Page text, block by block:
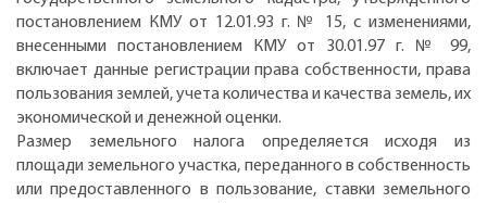
постановлением КМУ от 12.01.93 г. № 15, с изменениями,
внесенными постановлением КМУ от 30.01.97 г. № 99,
включает данные регистрации права собственности, права
пользования землей, учета количества и качества земель, их
экономической и денежной оценки.
Размер земельного налога определяется исходя из
площади земельного участка, переданного в собственность
или предоставленного в пользование, ставки земельного